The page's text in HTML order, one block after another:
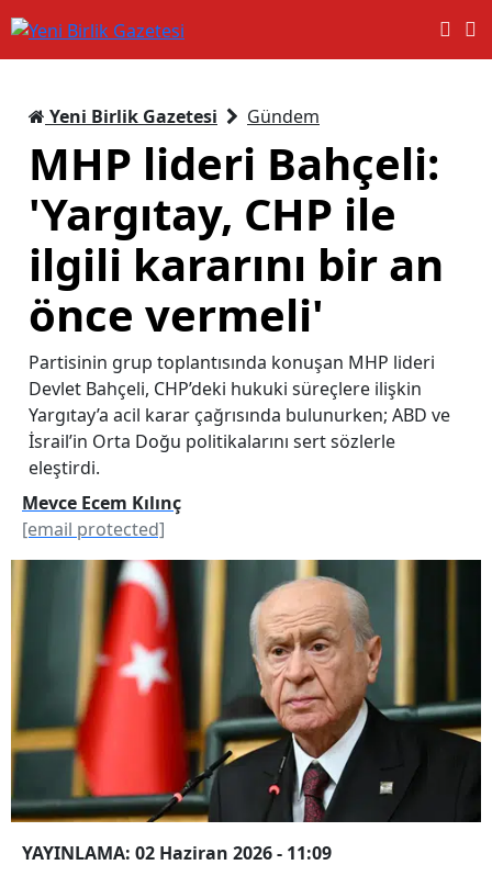
Yeni Birlik Gazetesi Gündem
MHP lideri Bahçeli:
'Yargıtay, CHP ile
ilgili kararını bir an
önce vermeli'
Partisinin grup toplantısında konuşan MHP lideri
Devlet Bahçeli, CHP’deki hukuki süreçlere ilişkin
Yargıtay’a acil karar çağrısında bulunurken; ABD ve
İsrail’in Orta Doğu politikalarını sert sözlerle
eleştirdi.
Mevce Ecem Kılınç
[email protected]
YAYINLAMA: 02 Haziran 2026 - 11:09